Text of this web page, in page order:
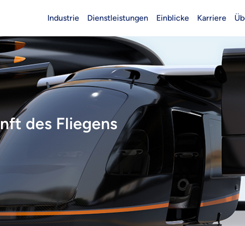
Header (Main)
Industrie Dienstleistungen Einblicke Karriere
des Fliegens